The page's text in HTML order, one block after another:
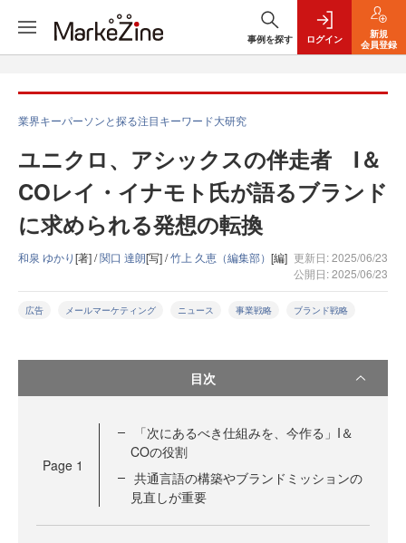
事例を探す ログイン
新規
会員登録
業界キーパーソンと探る注目キーワード大研究
ユニクロ、アシックスの伴走者 I＆
COレイ・イナモト氏が語るブランド
に求められる発想の転換
和泉 ゆかり[著] /関口 達朗[写] /竹上 久恵（編集部） [編] 更新日: 2025/06/23
公開日: 2025/06/23
広告 メールマーケティング ニュース 事業戦略 ブランド戦略
目次
Page 1
「次にあるべき仕組みを、今作る」I＆
COの役割
共通言語の構築やブランドミッションの
見直しが重要